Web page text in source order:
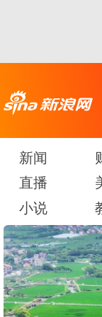
新闻
直播
小说